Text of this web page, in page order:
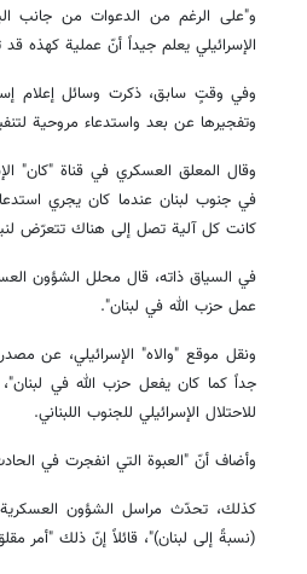
و"على الرغم من الدعوات من جانب
الإسرائيلي يعلم جيداً أنّ عملية كهذه
وفي وقتٍ سابق، ذكرت وسائل إعلام
وتفجيرها عن بعد واستدعاء مروحية
وقال المعلق العسكري في قناة "كان"
في جنوب لبنان عندما كان يجري
كانت كل آلية تصل إلى هناك تتعرّض
في السياق ذاته، قال محلل الشؤون
عمل حزب الله في لبنان".
ونقل موقع "والاه" الإسرائيلي، عن
جداً كما كان يفعل حزب الله في
للاحتلال الإسرائيلي للجنوب اللبناني.
وأضاف أنّ "العبوة التي انفجرت في الحادث تزن على ما يبدو 40 كلغ، وأخرجت
كذلك، تحدّث مراسل الشؤون العسكرية
(نسبةً إلى لبنان)"، قائلاً إنّ ذلك "أمر